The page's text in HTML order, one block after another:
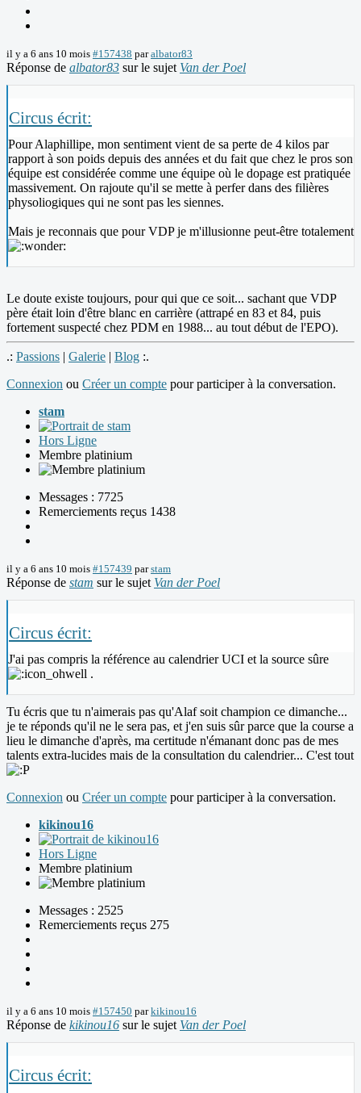
il y a 6 ans 10 mois #157438 paralbator83
Réponse de albator83 sur le sujet Van der Poel
Circus écrit:
Pour Alaphillipe, mon sentiment vient de sa perte de 4 kilos par
rapport à son poids depuis des années et du fait que chez le pros son
équipe est considérée comme une équipe où le dopage est pratiquée
massivement. On rajoute qu'il se mette à perfer dans des filières
physoliogiques qui ne sont pas les siennes.
Mais je reconnais que pour VDP je m'illusionne peut-être totalement
Le doute existe toujours, pour qui que ce soit... sachant que VDP
père était loin d'être blanc en carrière (attrapé en 83 et 84, puis
fortement suspecté chez PDM en 1988... au tout début de l'EPO).
.: Passions | Galerie | Blog :.
Connexion ou Créer un compte pour participer à la conversation.
stam
Hors Ligne
Membre platinium
Messages : 7725
Remerciements reçus 1438
il y a 6 ans 10 mois #157439 parstam
Réponse de stam sur le sujet Van der Poel
Circus écrit:
J'ai pas compris la référence au calendrier UCI et la source sûre
.
Tu écris que tu n'aimerais pas qu'Alaf soit champion ce dimanche...
je te réponds qu'il ne le sera pas, et j'en suis sûr parce que la course a
lieu le dimanche d'après, ma certitude n'émanant donc pas de mes
talents extra-lucides mais de la consultation du calendrier... C'est tout
Connexion ou Créer un compte pour participer à la conversation.
kikinou16
Hors Ligne
Membre platinium
Messages : 2525
Remerciements reçus 275
il y a 6 ans 10 mois #157450 parkikinou16
Réponse de kikinou16 sur le sujet Van der Poel
Circus écrit: